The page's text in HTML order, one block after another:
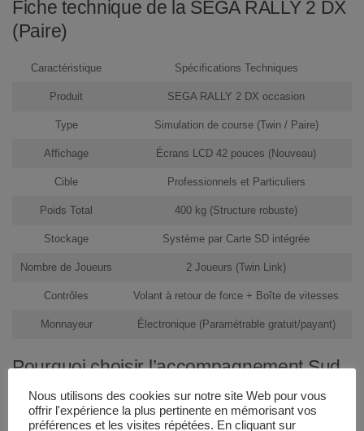
Fiche technique de la SEGA RALLY 2 DX
(Paire)
Caractéristique Spécifications Techniques
Produit SEGA RALLY 2 DX occasion
Type Simulation de course (Twin / Paire)
Affichage Écrans LCD 42 pouces (Nouveau)
Cible Professionnels et Particuliers
Poids Total 400 kg (Structure robuste)
Stockage Système par Carte SD intégrée
Nombre de Joueurs 2 Joueurs (Twin Link)
Contrôles Volant à retour de force + Boîte de vitesses
Monnayeur Électronique (Paramétrable gratuit/payant)
Pourquoi choisir l’accompagnement Sud
Automatic ?
Tout d’abord, acheter votre SEGA RALLY 2 DX occasion chez
Nous utilisons des cookies sur notre site Web pour vous
offrir l'expérience la plus pertinente en mémorisant vos
préférences et les visites répétées. En cliquant sur